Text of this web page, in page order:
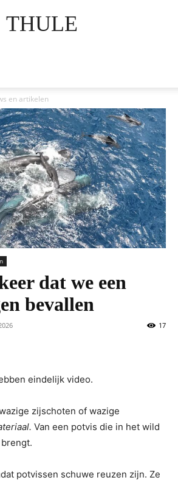
THULE
en artikelen
dat we een
bevallen
17
eindelijk video.
zijschoten of wazige
Van een potvis die in het wild
potvissen schuwe reuzen zijn. Ze